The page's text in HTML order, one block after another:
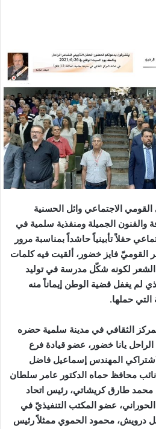
الاجتماعي وائل الحسنية
والفنون الجميلة ومنفذية سلمية في
حفلاً تأبينياً حاشداً بمناسبة مرور
القوميّ فايز خضور، ألقيت فيه كلمات
الشعر لكونه شكّل مدرسة في توليد
لم يغفل قضية الوطن إيماناً منه
التي حملها.
الثقافي في مدينة سلمية حضره
يانا خضور، عضو قيادة فرع
المهندس إسماعيل فاضل
نائب محافظ حماه الدكتور عامر سلطان
محمد طارق كريشاتي، رئيس اتحاد
، عضو المكتب التنفيذيّ في
درويش، محمود الحموي ممثلاً رئيس